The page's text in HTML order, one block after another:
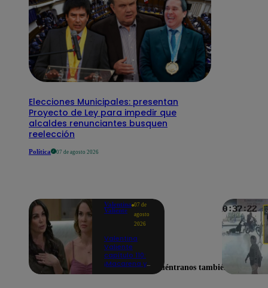
Elecciones Municipales: presentan
Proyecto de Ley para impedir que
alcaldes renunciantes busquen
reelección
Política 07 de agosto 2026
Valentina
Valiente
07 de
agosto
2026
Valentina
Valiente
capítulo 110:
¡Macarena yaEncuéntranos también en